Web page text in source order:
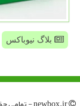
بلاگ نیوباکس